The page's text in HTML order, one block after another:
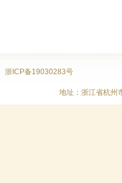
浙ICP备19030283号
地址：浙江省杭州